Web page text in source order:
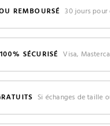
REMBOURSÉ 30 jours pour
SÉCURISÉ Visa,
Si échanges de taille